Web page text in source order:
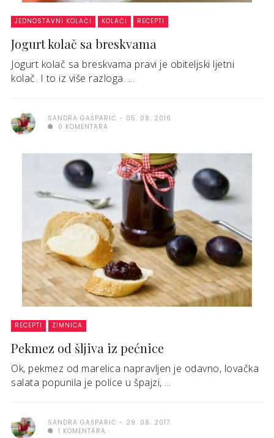
JEDNOSTAVNI KOLAČI KOLAČI RECEPTI
Jogurt kolač sa breskvama
Jogurt kolač sa breskvama pravi je obiteljski ljetni
kolač. I to iz više razloga. ...
SANDRA GAŠPARIĆ
05. 08. 2016.
0 KOMENTARA
RECEPTI ZIMNICA
Pekmez od šljiva iz pećnice
Ok, pekmez od marelica napravljen je odavno, lovačka
salata popunila je police u špajzi, ...
SANDRA GAŠPARIĆ
29. 08. 2017.
1 KOMENTARA